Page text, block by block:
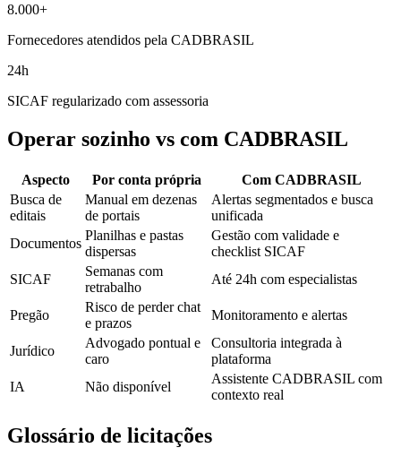
8.000+
Fornecedores atendidos pela CADBRASIL
24h
SICAF regularizado com assessoria
Operar sozinho vs com CADBRASIL
Aspecto Por conta própria
Com CADBRASIL
Busca de
editais
Manual em dezenas
de portais
Alertas segmentados e busca
unificada
Documentos
Planilhas e pastas
dispersas
Gestão com validade e
checklist SICAF
SICAF
Semanas com
retrabalho
Até 24h com especialistas
Pregão
Risco de perder chat
e prazos
Monitoramento e alertas
Jurídico
Advogado pontual e
caro
Consultoria integrada à
plataforma
IA
Não disponível
Assistente CADBRASIL com
contexto real
Glossário de licitações